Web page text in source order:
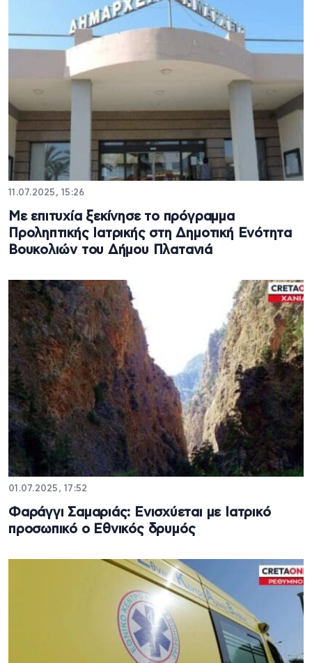
11.07.2025, 15:26
Με επιτυχία ξεκίνησε το πρόγραμμα
Προληπτικής Ιατρικής στη Δημοτική Ενότητα
Βουκολιών του Δήμου Πλατανιά
01.07.2025, 17:52
Φαράγγι Σαμαριάς: Ενισχύεται με Ιατρικό
προσωπικό ο Εθνικός δρυμός